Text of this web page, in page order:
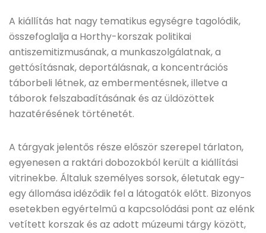
A kiállítás hat nagy tematikus egységre tagolódik,
összefoglalja a Horthy-korszak politikai
antiszemitizmusának, a munkaszolgálatnak, a
gettósításnak, deportálásnak, a koncentrációs
táborbeli létnek, az embermentésnek, illetve a
táborok felszabadításának és az üldözöttek
hazatérésének történetét.
A tárgyak jelentős része először szerepel tárlaton,
egyenesen a raktári dobozokból került a kiállítási
vitrinekbe. Általuk személyes sorsok, életutak egy-
egy állomása idéződik fel a látogatók előtt. Bizonyos
esetekben egyértelmű a kapcsolódási pont az elénk
vetített korszak és az adott múzeumi tárgy között,